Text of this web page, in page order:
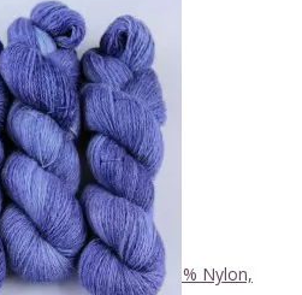
пряжі
VizEll+
+
70% Kid Mohair 30% Nylon,